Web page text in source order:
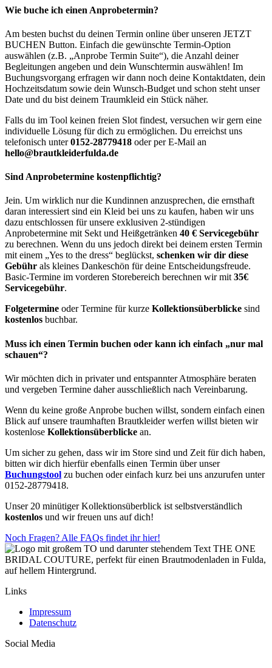
Wie buche ich einen Anprobetermin?
Am besten buchst du deinen Termin online über unseren JETZT
BUCHEN Button. Einfach die gewünschte Termin-Option
auswählen (z.B. „Anprobe Termin Suite“), die Anzahl deiner
Begleitungen angeben und dein Wunschtermin auswählen! Im
Buchungsvorgang erfragen wir dann noch deine Kontaktdaten, dein
Hochzeitsdatum sowie dein Wunsch-Budget und schon steht unser
Date und du bist deinem Traumkleid ein Stück näher.
Falls du im Tool keinen freien Slot findest, versuchen wir gern eine
individuelle Lösung für dich zu ermöglichen. Du erreichst uns
telefonisch unter0152-28779418 oder per E-Mail an
hello@brautkleiderfulda.de
Sind Anprobetermine kostenpflichtig?
Jein. Um wirklich nur die Kundinnen anzusprechen, die ernsthaft
daran interessiert sind ein Kleid bei uns zu kaufen, haben wir uns
dazu entschlossen für unsere exklusiven 2-stündigen
Anprobetermine mit Sekt und Heißgetränken 40 € Servicegebühr
zu berechnen. Wenn du uns jedoch direkt bei deinem ersten Termin
mit einem „Yes to the dress“ beglückst, schenken wir dir diese
Gebühr als kleines Dankeschön für deine Entscheidungsfreude.
Basic-Termine im vorderen Storebereich berechnen wir mit35€
Servicegebühr.
Folgetermine oder Termine für kurze Kollektionsüberblicke sind
kostenlos buchbar.
Muss ich einen Termin buchen oder kann ich einfach „nur mal
schauen“?
Wir möchten dich in privater und entspannter Atmosphäre beraten
und vergeben Termine daher ausschließlich nach Vereinbarung.
Wenn du keine große Anprobe buchen willst, sondern einfach einen
Blick auf unsere traumhaften Brautkleider werfen willst bieten wir
kostenlose Kollektionsüberblicke an.
Um sicher zu gehen, dass wir im Store sind und Zeit für dich haben,
bitten wir dich hierfür ebenfalls einen Termin über unser
Buchungstool zu buchen oder einfach kurz bei uns anzurufen unter
0152-28779418.
Unser 20 minütiger Kollektionsüberblick ist selbstverständlich
kostenlos und wir freuen uns auf dich!
Noch Fragen? Alle FAQs findet ihr hier!
Links
Impressum
Datenschutz
Social Media